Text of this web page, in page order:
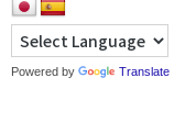
Powered by Translate